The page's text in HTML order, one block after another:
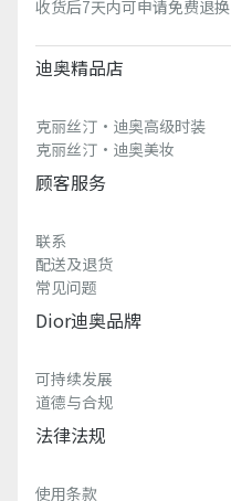
收货后7天内可申请免费退换
迪奥精品店
克丽丝汀·迪奥高级时装
克丽丝汀·迪奥美妆
顾客服务
联系
配送及退货
常见问题
Dior迪奥品牌
可持续发展
道德与合规
法律法规
使用条款